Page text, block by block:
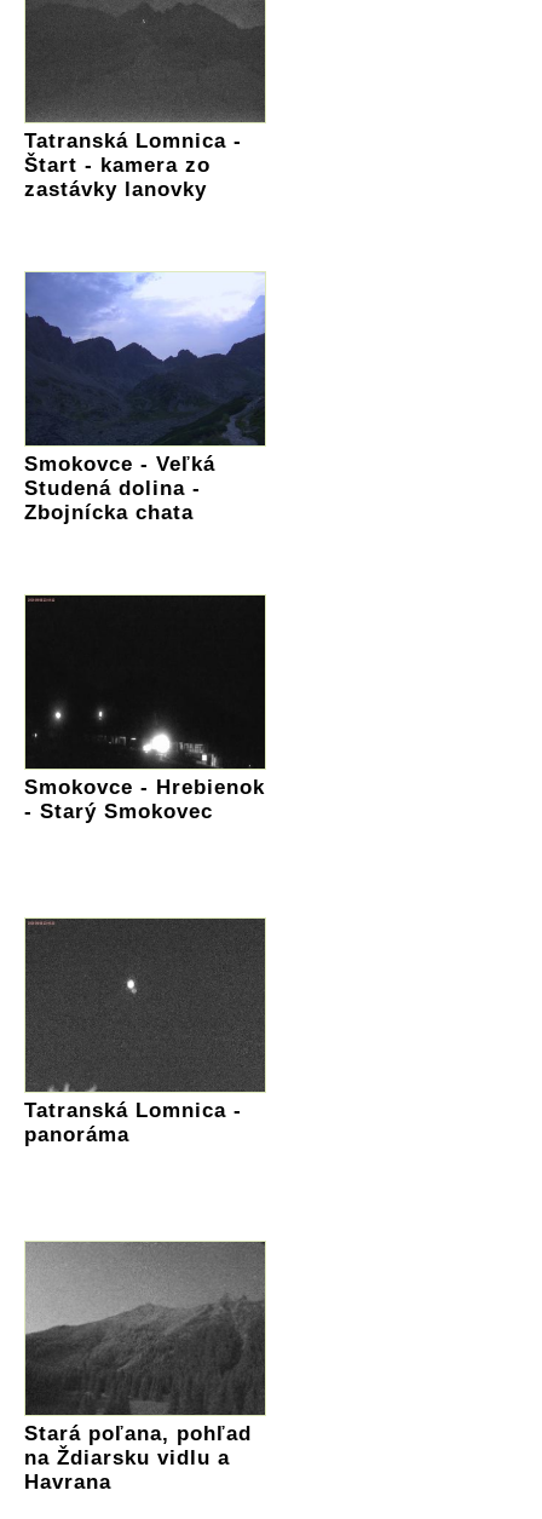
Tatranská Lomnica -
Štart - kamera zo
zastávky lanovky
Smokovce - Veľká
Studená dolina -
Zbojnícka chata
Smokovce - Hrebienok
- Starý Smokovec
Tatranská Lomnica -
panoráma
Stará poľana, pohľad
na Ždiarsku vidlu a
Havrana